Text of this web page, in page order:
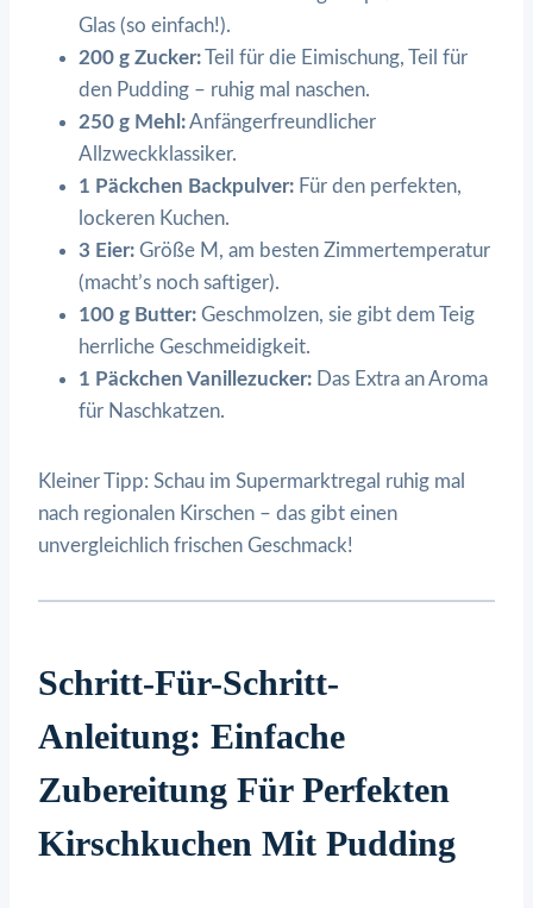
Glas (so einfach!).
200 g Zucker:Teil für die Eimischung, Teil für
den Pudding – ruhig mal naschen.
250 g Mehl:Anfängerfreundlicher
Allzweckklassiker.
1 Päckchen Backpulver: Für den perfekten,
lockeren Kuchen.
3 Eier: Größe M, am besten Zimmertemperatur
(macht’s noch saftiger).
100 g Butter: Geschmolzen, sie gibt dem Teig
herrliche Geschmeidigkeit.
1 Päckchen Vanillezucker: Das Extra an Aroma
für Naschkatzen.
Kleiner Tipp: Schau im Supermarktregal ruhig mal
nach regionalen Kirschen – das gibt einen
unvergleichlich frischen Geschmack!
Schritt-Für-Schritt-
Anleitung: Einfache
Zubereitung Für Perfekten
Kirschkuchen Mit Pudding